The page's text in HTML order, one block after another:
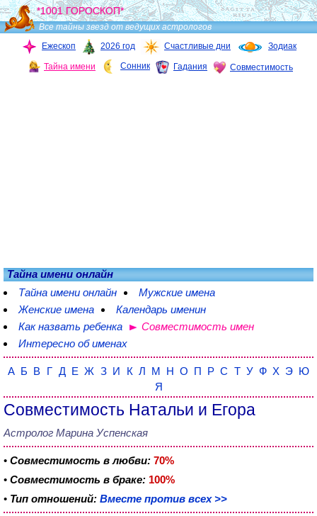
*1001 ГОРОСКОП*
Все тайны звезд от ведущих астрологов
Ежескоп
2026 год Счастливые дни Зодиак
Тайна имени Сонник Гадания Совместимость
Тайна имени онлайн
Тайна имени онлайн
Мужские имена
Женские имена
Календарь именин
Как назвать ребенка
Совместимость имен
Интересно об именах
А Б В Г Д Е Ж З И К Л М Н О П Р С Т У Ф Х Э Ю
Я
Совместимость Натальи и Егора
Астролог Марина Успенская
• Совместимость в любви: 70%
• Совместимость в браке: 100%
• Тип отношений: Вместе против всех >>